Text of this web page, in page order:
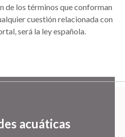
los términos que conforman
cuestión relacionada con
será la ley española.
acuáticas